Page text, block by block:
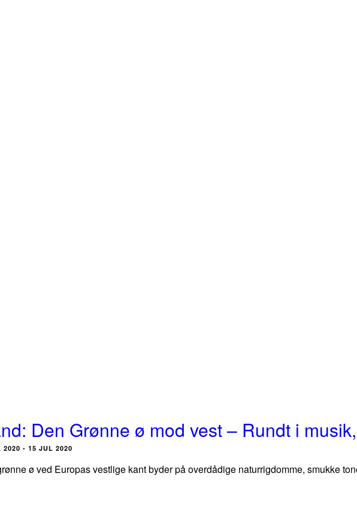
Den Grønne ø mod vest – Rundt i
2020 - 15 JUL 2020
ø ved Europas vestlige kant byder på overdådige naturrigdomme, smukke